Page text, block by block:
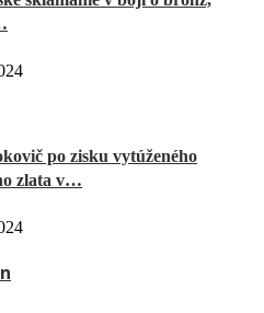
po zisku vytúženého
zlata v…